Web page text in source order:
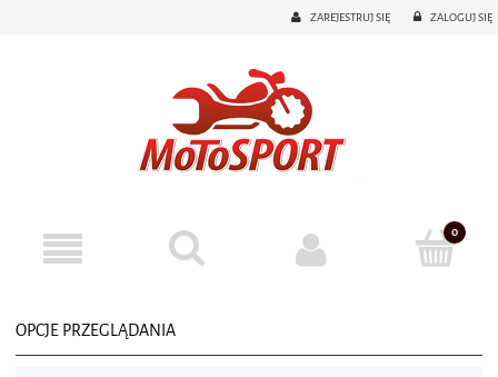
ZAREJESTRUJ SIĘ ZALOGUJ SIĘ
OPCJE PRZEGLĄDANIA